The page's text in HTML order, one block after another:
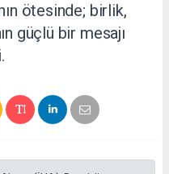
ötesinde; birlik,
güçlü bir mesajı